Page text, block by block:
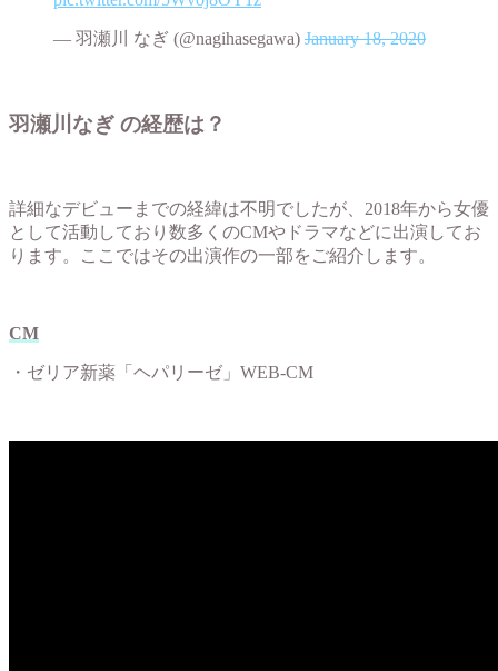
— 羽瀬川 なぎ (@nagihasegawa) January 18, 2020
羽瀬川なぎ の経歴は？
詳細なデビューまでの経緯は不明でしたが、2018年から女優
として活動しており数多くのCMやドラマなどに出演してお
ります。ここではその出演作の一部をご紹介します。
CM
・ゼリア新薬「ヘパリーゼ」WEB-CM